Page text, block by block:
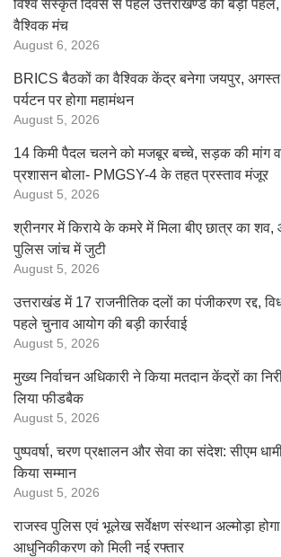
विश्व संस्कृत दिवस से पहले उत्तराखण्ड की बड़ी
वैश्विक मंच
August 6, 2026
BRICS बैठकों का वैश्विक केंद्र बनेगा जयपुर, अगस्त
पर्यटन पर होगा महामंथन
August 5, 2026
14 किमी पैदल चलने को मजबूर बच्चे, सड़क की मांग
प्रशासन बोला- PMGSY-4 के तहत प्रस्ताव मंजूर
August 5, 2026
श्रीनगर में किराये के कमरे में मिला बीए छात्र का
पुलिस जांच में जुटी
August 5, 2026
उत्तराखंड में 17 राजनीतिक दलों का पंजीकरण रद्द,
पहले चुनाव आयोग की बड़ी कार्रवाई
August 5, 2026
मुख्य निर्वाचन अधिकारी ने किया मतदान केंद्रों का
लिया फीडबैक
August 5, 2026
पुष्पवर्षा, चरण प्रक्षालन और सेवा का संदेश: सीएम
किया सम्मान
August 5, 2026
राजस्व पुलिस एवं भूलेख सर्वेक्षण संस्थान अल्मोड़ा
आधुनिकीकरण को मिली नई रफ्तार